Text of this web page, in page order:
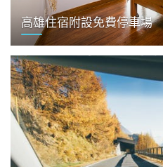
高雄住宿附設免費停車場